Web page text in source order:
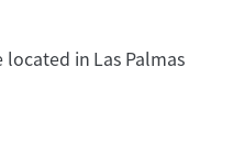
in Las Palmas